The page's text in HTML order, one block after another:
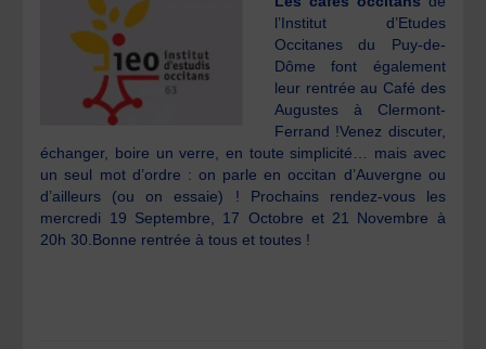
l’Institut d’Etudes
Occitanes du Puy-de-
Dôme font également
leur rentrée au Café des
Augustes à Clermont-
Ferrand !Venez discuter,
échanger, boire un verre, en toute simplicité… mais avec
un seul mot d’ordre : on parle en occitan d’Auvergne ou
d’ailleurs (ou on essaie) ! Prochains rendez-vous les
mercredi 19 Septembre, 17 Octobre et 21 Novembre à
20h 30.Bonne rentrée à tous et toutes !